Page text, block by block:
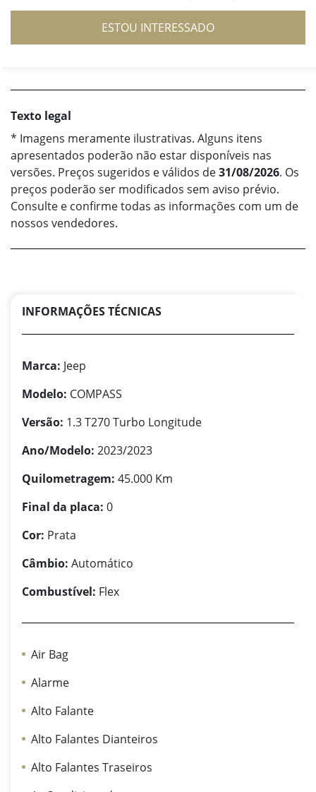
ESTOU INTERESSADO
Texto legal
* Imagens meramente ilustrativas. Alguns itens
apresentados poderão não estar disponíveis nas
versões. Preços sugeridos e válidos de31/08/2026. Os
preços poderão ser modificados sem aviso prévio.
Consulte e confirme todas as informações com um de
nossos vendedores.
INFORMAÇÕES TÉCNICAS
Marca: Jeep
Modelo: COMPASS
Versão: 1.3 T270 Turbo Longitude
Ano/Modelo: 2023/2023
Quilometragem: 45.000 Km
Final da placa: 0
Cor: Prata
Câmbio: Automático
Combustível: Flex
Air Bag
Alarme
Alto Falante
Alto Falantes Dianteiros
Alto Falantes Traseiros